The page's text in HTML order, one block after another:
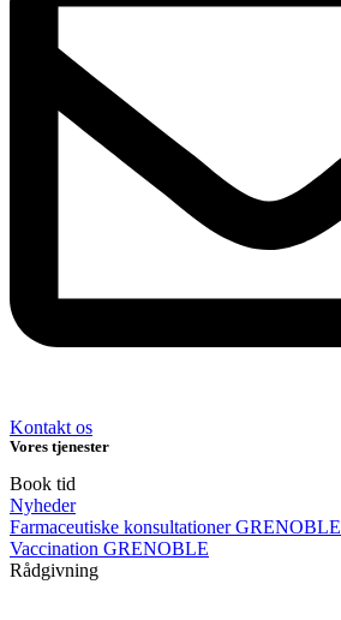
Kontakt os
Vores tjenester
Book tid
Nyheder
Farmaceutiske konsultationer GRENOBLE
Vaccination GRENOBLE
Rådgivning